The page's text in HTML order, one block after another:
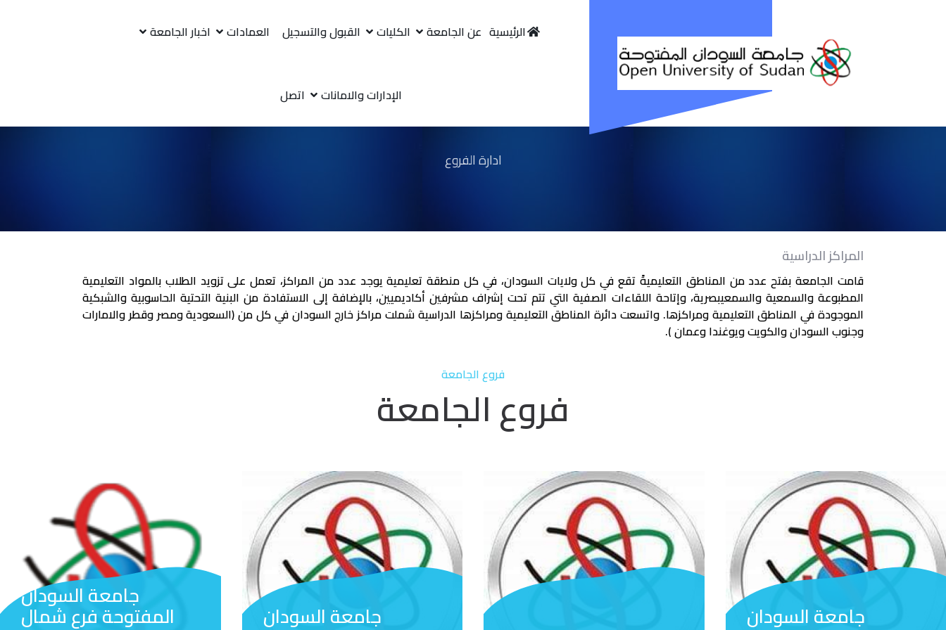
الرئيسية عن الجامعة الكليات القبول والتسجيل العمادات اخبار الجامعة
الإدارات والامانات اتصل
ادارة الفروع
المراكز الدراسية
قامت الجامعة بفتح عدد من المناطق التعليميةً تقع في كل ولايات السودان، في كل منطقة تعليمية يوجد عدد من المراكز، تعمل على تزويد الطلاب بالمواد التعليمية
المطبوعة والسمعية والسمعيبصرية، وإتاحة اللقاءات الصفية التي تتم تحت إشراف مشرفين أكاديميين، بالإضافة إلى الاستفادة من البنية التحتية الحاسوبية والشبكية
الموجودة في المناطق التعليمية ومراكزها. واتسعت دائرة المناطق التعليمية ومراكزها الدراسية شملت مراكز خارج السودان في كل من (السعودية ومصر وقطر والامارات
وجنوب السودان والكويت ويوغندا وعمان ).
فروع الجامعة
فروع الجامعة
جامعة السودان جامعة السودان
جامعة السودان
المفتوحة فرع شمال